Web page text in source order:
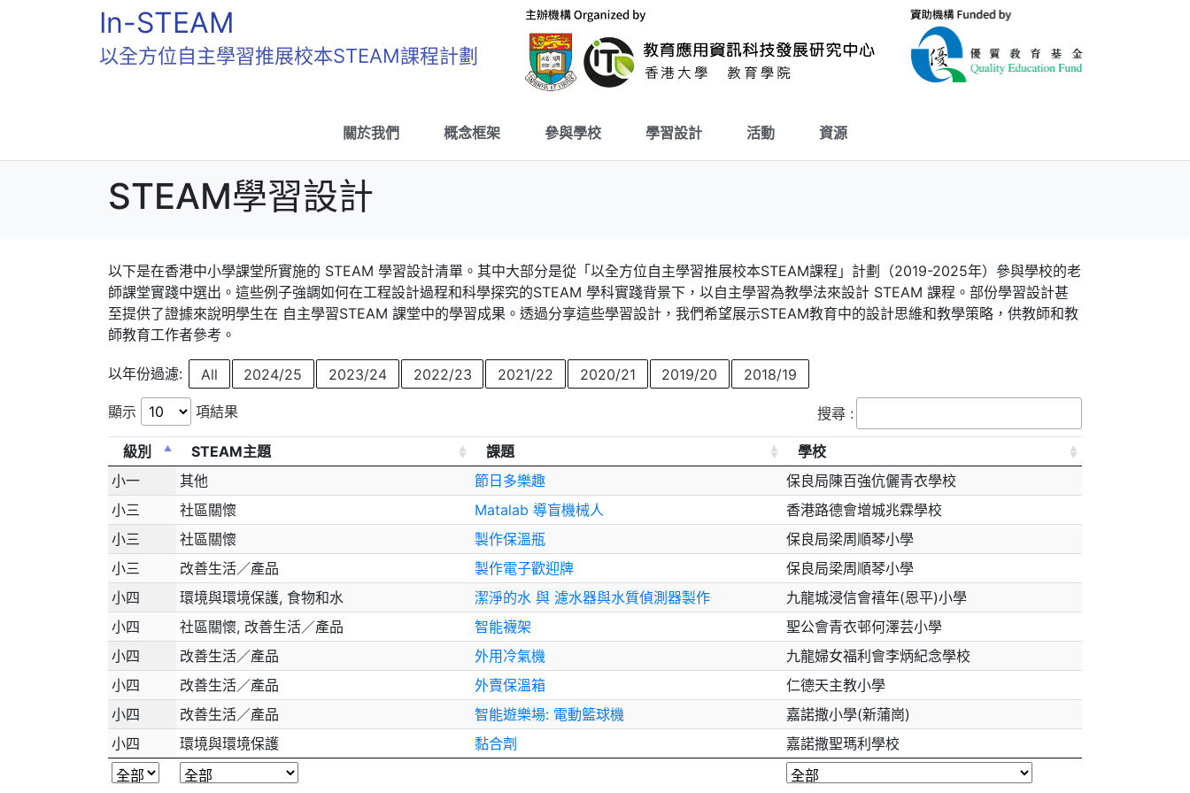
In-STEAM
以全方位自主學習推展校本STEAM課程計劃
關於我們 概念框架 參與學校 學習設計 活動 資源
STEAM學習設計
以下是在香港中小學課堂所實施的 STEAM 學習設計清單。其中大部分是從「以全方位自主學習推展校本STEAM課程」計劃（2019-2025年）參與學校的老
師課堂實踐中選出。這些例子強調如何在工程設計過程和科學探究的STEAM 學科實踐背景下，以自主學習為教學法來設計 STEAM 課程。部份學習設計甚
至提供了證據來說明學生在 自主學習STEAM 課堂中的學習成果。透過分享這些學習設計，我們希望展示STEAM教育中的設計思維和教學策略，供教師和教
師教育工作者參考。
以年份過濾: All 2024/25 2023/24 2022/23 2021/22 2020/21 2019/20 2018/19
顯示 項結果 搜尋 :
級別 STEAM主題 課題
學校
小一
其他 節日多樂趣
保良局陳百強伉儷青衣學校
小三
社區關懷 Matalab 導盲機械人
香港路德會增城兆霖學校
小三
社區關懷 製作保溫瓶
保良局梁周順琴小學
小三
改善生活／產品 製作電子歡迎牌
保良局梁周順琴小學
小四
環境與環境保護, 食物和水 潔淨的水 與 濾水器與水質偵測器製作
九龍城浸信會禧年(恩平)小學
小四
社區關懷, 改善生活／產品 智能襪架
聖公會青衣邨何澤芸小學
小四
改善生活／產品 外用冷氣機
九龍婦女福利會李炳紀念學校
小四
改善生活／產品 外賣保溫箱
仁德天主教小學
小四
改善生活／產品 智能遊樂場: 電動籃球機
嘉諾撒小學(新蒲崗)
小四
環境與環境保護 黏合劑 嘉諾撒聖瑪利學校